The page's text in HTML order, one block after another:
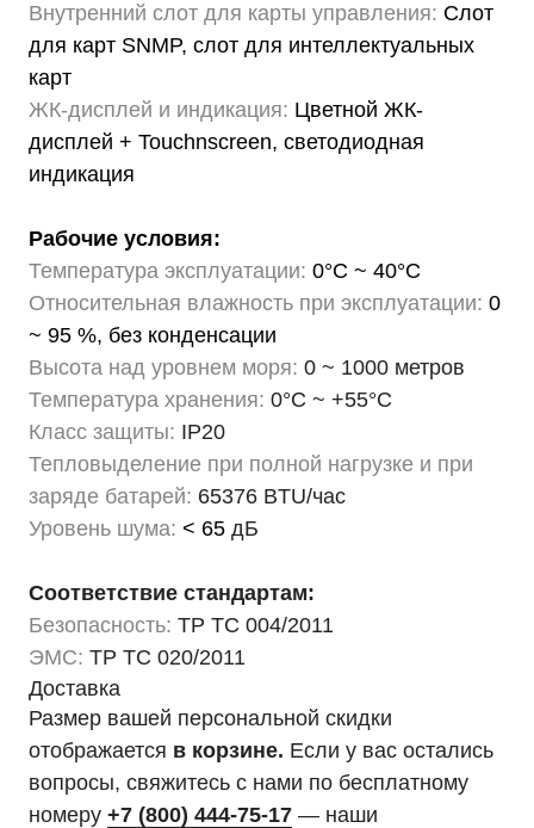
Внутренний слот для карты управления: Слот
для карт SNMP, слот для интеллектуальных
карт
ЖК-дисплей и индикация: Цветной ЖК-
дисплей + Touchnscreen, светодиодная
индикация
Рабочие условия:
Температура эксплуатации: 0°C ~ 40°C
Относительная влажность при эксплуатации: 0
~ 95 %, без конденсации
Высота над уровнем моря: 0 ~ 1000 метров
Температура хранения: 0°C ~ +55°C
Класс защиты: IP20
Тепловыделение при полной нагрузке и при
заряде батарей: 65376 BTU/час
Уровень шума: < 65 дБ
Соответствие стандартам:
Безопасность: ТР ТС 004/2011
ЭМС: ТР ТС 020/2011
Доставка
Размер вашей персональной скидки
отображается в корзине. Если у вас остались
вопросы, свяжитесь с нами по бесплатному
номеру +7 (800) 444-75-17 — наши